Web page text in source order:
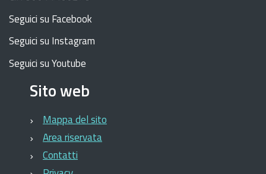
Seguici su Facebook
Seguici su Instagram
Seguici su Youtube
Sito web
Mappa del sito
Area riservata
Contatti